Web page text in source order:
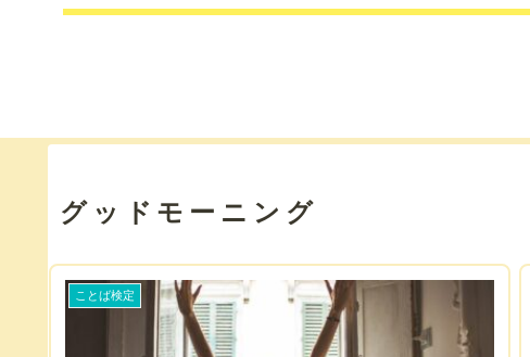
グッドモーニング
ことば検定